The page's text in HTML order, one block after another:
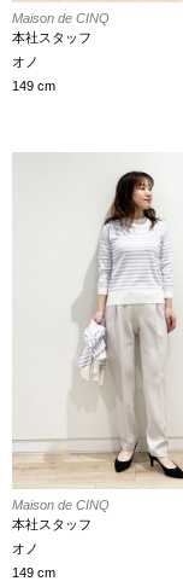
Maison de CINQ
本社スタッフ
オノ
149 cm
Maison de CINQ
本社スタッフ
オノ
149 cm